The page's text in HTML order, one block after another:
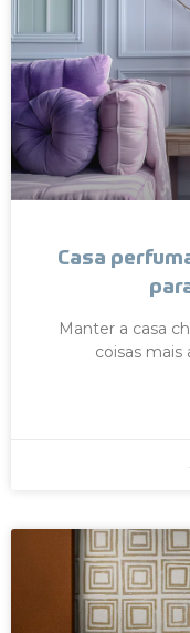
Casa
Manter a casa
coisas